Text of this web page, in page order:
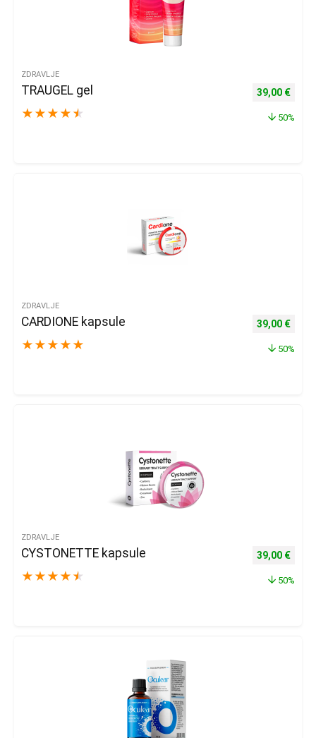
ZDRAVLJE
TRAUGEL gel
★ ★ ★ ★ ★
Izvorna
39,00 €
50%
ZDRAVLJE
CARDIONE kapsule
★ ★ ★ ★ ★
Izvorna
39,00 €
50%
ZDRAVLJE
CYSTONETTE kapsule
★ ★ ★ ★ ★
Izvorna
39,00 €
50%